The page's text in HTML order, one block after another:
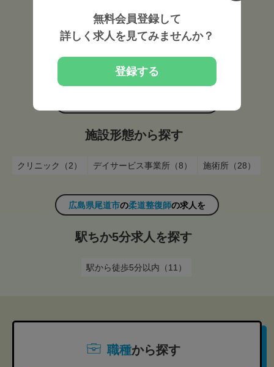
雇用形態から探す
常勤（37）
施設形態から探す
クリニック（2） デイサービス事業所（8） 施術所（28）
広島県尾道市の柔道整復師の求人を
駅ちか5分求人を探す
駅から徒歩5分以内（11）
職種から探す
無料会員登録して
詳しく求人を見てみませんか？
登録する